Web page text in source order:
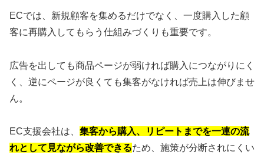
ECでは、新規顧客を集めるだけでなく、一度購入した顧
客に再購入してもらう仕組みづくりも重要です。
広告を出しても商品ページが弱ければ購入につながりにく
く、逆にページが良くても集客がなければ売上は伸びませ
ん。
EC支援会社は、 集客から購入、リピートまでを一連の流
れとして見ながら改善できるため、施策が分断されにくい